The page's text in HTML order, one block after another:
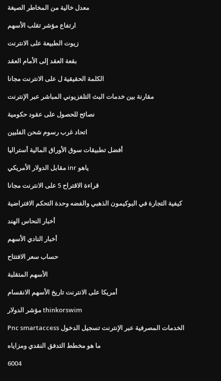
معدل خالية من المخاطر الصيغة
ارتفاع مؤشر تقلب الأسهم
زيوت الطبيعة على الانترنت
بقعة العقد إلى الأمام العقد
الكلمة الحقيقية ل على الانترنت مجانا
مقارنة بين خدمات البث التلفزيوني المباشر عبر الإنترنت
نصائح للحصول على عقود حكومية
اتحاد غرب رسوم شحن الفلبين
أفضل تطبيقات سوق الأوراق المالية أستراليا
مقابل الدولار الأمريكي inr ياهو
قراءة الاقتراح 5 على الانترنت مجانا
كيفية التجارة في البوكيمون الذهبي والفضه وحدة التحكم الافتراضية
أخبار النحاس الهند
أخبار النادي الأسهم
حساب سعر الافتتاح
الأسهم المتقلبة
أمريكا على الانترنت تاريخ الأسهم الانقسام
مؤشر الدولار thinkorswim
Pnc smartaccess الخدمات المصرفية عبر الإنترنت تسجيل الدخول
ما هو مخطط التدفق النقدي ومزاياه
6004